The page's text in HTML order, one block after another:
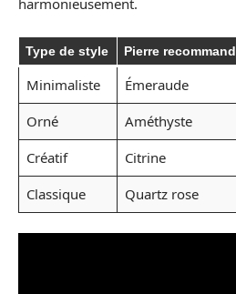
harmonieusement.
Type de style Pierre
Minimaliste Émeraude
Orné
Améthyste
Créatif
Citrine
Classique
Quartz rose